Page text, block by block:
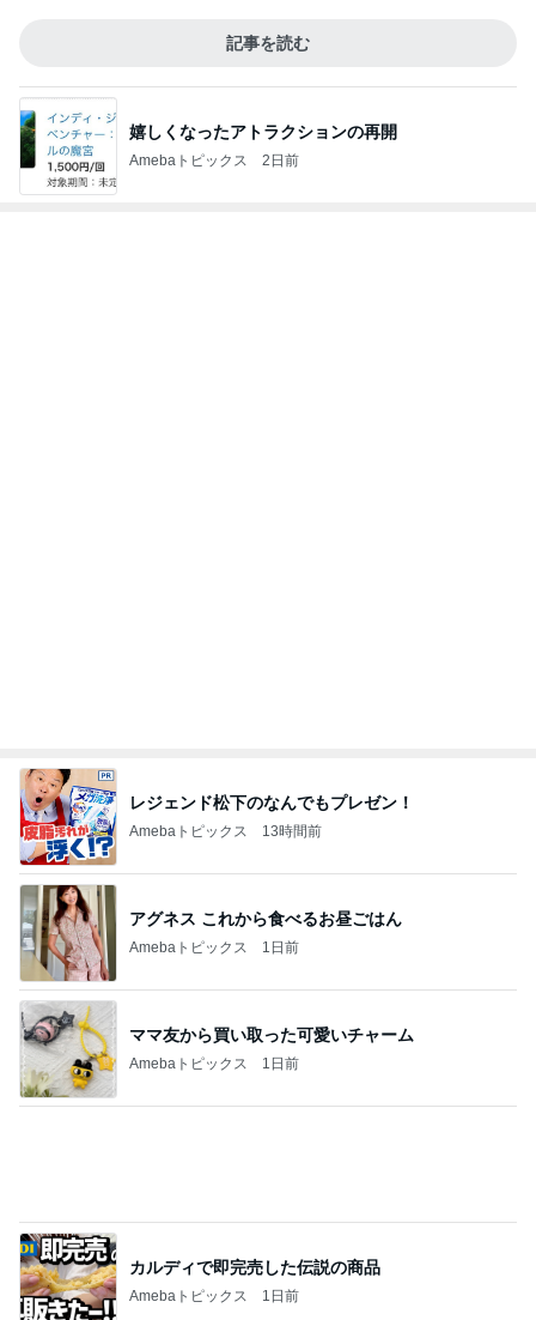
記事を読む
嬉しくなったアトラクションの再開
Amebaトピックス 2日前
市井紗耶香 プールと創作おやつ
Amebaトピックス
記事を読む